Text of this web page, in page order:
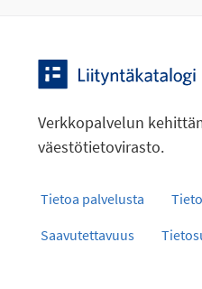
Verkkopalvelun
väestötietovirasto.
Tietoa palvelusta
Saavutettavuus